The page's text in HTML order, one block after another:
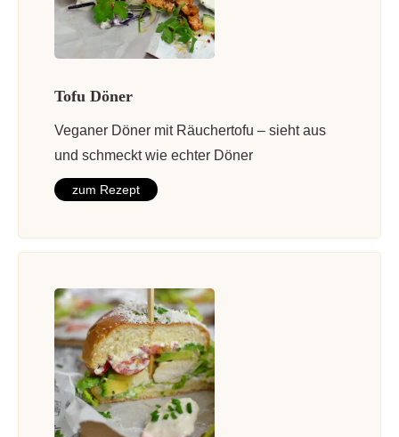
Tofu Döner
Veganer Döner mit Räuchertofu – sieht aus
und schmeckt wie echter Döner
zum Rezept